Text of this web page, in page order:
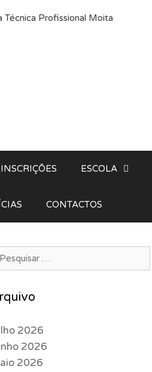
ESCOLA
CONTACTOS
por:
2026
2026
2026